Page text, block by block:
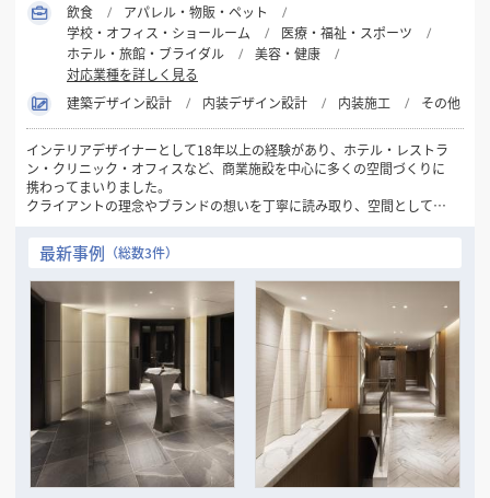
飲食
アパレル・物販・ペット
学校・オフィス・ショールーム
医療・福祉・スポーツ
ホテル・旅館・ブライダル
美容・健康
対応業種を詳しく見る
建築デザイン設計
内装デザイン設計 内装施工 その他
インテリアデザイナーとして18年以上の経験があり、ホテル・レストラ
ン・クリニック・オフィスなど、商業施設を中心に多くの空間づくりに
携わってまいりました。
クライアントの理念やブランドの想いを丁寧に読み取り、空間として表
がらも、他にはないアイデアとデザインの力で、価値ある空間の実現を
目指してきました。
また、企画から竣工まで一貫して一人の担当者が対応する体制を大切に
しており、意図のぶれない進行や安心感にもご好評をいただいていま
デザインの力で空間の魅力や機能を高めたいとお考えの方と、ご一緒で
きる機会を心より楽しみにしております。
最新事例 （総数3件）